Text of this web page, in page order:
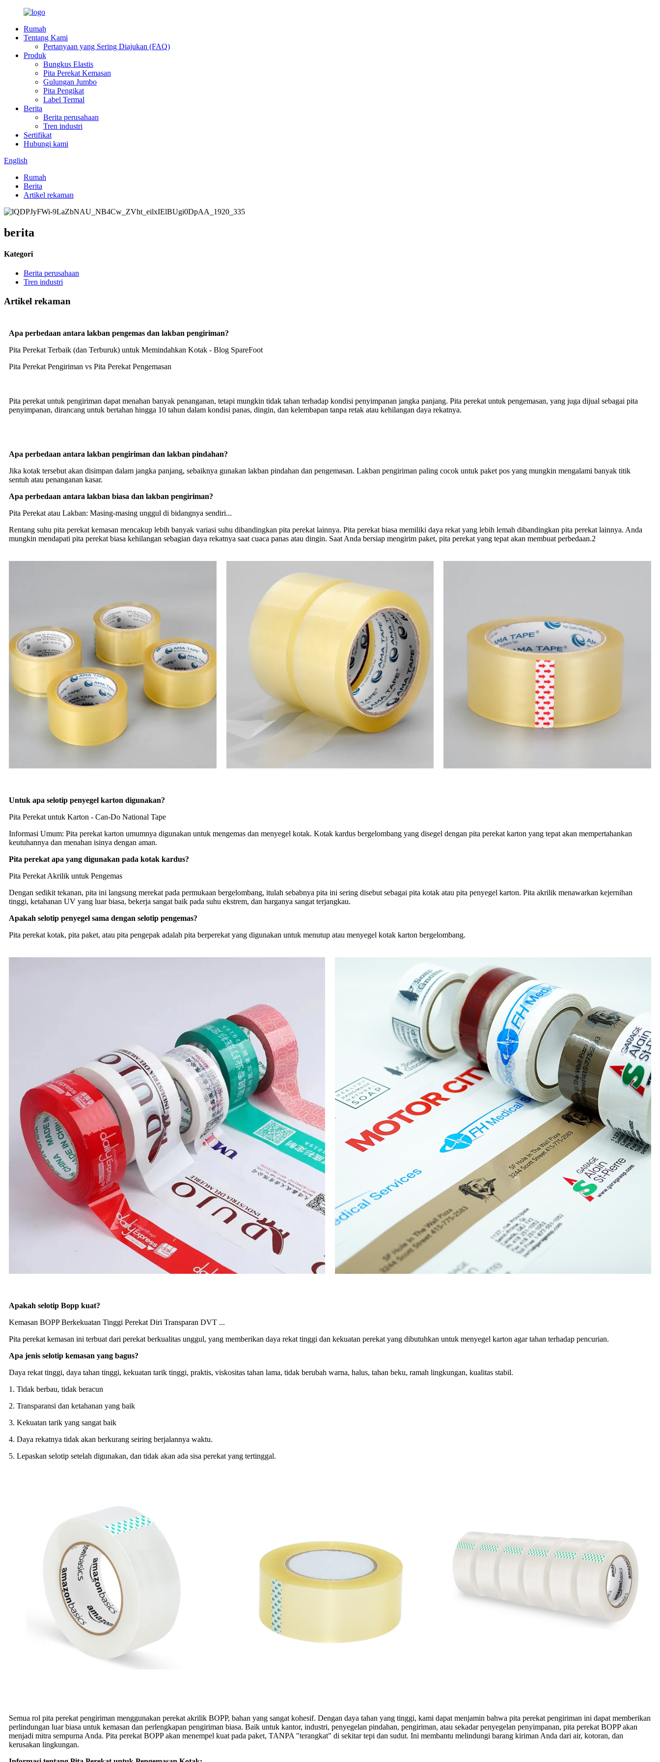
Rumah
Tentang Kami
Pertanyaan yang Sering Diajukan (FAQ)
Produk
Bungkus Elastis
Pita Perekat Kemasan
Gulungan Jumbo
Pita Pengikat
Label Termal
Berita
Berita perusahaan
Tren industri
Sertifikat
Hubungi kami
English
Rumah
Berita
Artikel rekaman
berita
Kategori
Berita perusahaan
Tren industri
Artikel rekaman
Apa perbedaan antara lakban pengemas dan lakban pengiriman?
Pita Perekat Terbaik (dan Terburuk) untuk Memindahkan Kotak - Blog SpareFoot
Pita Perekat Pengiriman vs Pita Perekat Pengemasan
Pita perekat untuk pengiriman dapat menahan banyak penanganan, tetapi mungkin tidak tahan terhadap kondisi penyimpanan jangka panjang. Pita perekat untuk pengemasan, yang juga dijual sebagai pita
penyimpanan, dirancang untuk bertahan hingga 10 tahun dalam kondisi panas, dingin, dan kelembapan tanpa retak atau kehilangan daya rekatnya.
Apa perbedaan antara lakban pengiriman dan lakban pindahan?
Jika kotak tersebut akan disimpan dalam jangka panjang, sebaiknya gunakan lakban pindahan dan pengemasan. Lakban pengiriman paling cocok untuk paket pos yang mungkin mengalami banyak titik
sentuh atau penanganan kasar.
Apa perbedaan antara lakban biasa dan lakban pengiriman?
Pita Perekat atau Lakban: Masing-masing unggul di bidangnya sendiri...
Rentang suhu pita perekat kemasan mencakup lebih banyak variasi suhu dibandingkan pita perekat lainnya. Pita perekat biasa memiliki daya rekat yang lebih lemah dibandingkan pita perekat lainnya. Anda
mungkin mendapati pita perekat biasa kehilangan sebagian daya rekatnya saat cuaca panas atau dingin. Saat Anda bersiap mengirim paket, pita perekat yang tepat akan membuat perbedaan.2
Untuk apa selotip penyegel karton digunakan?
Pita Perekat untuk Karton - Can-Do National Tape
Informasi Umum: Pita perekat karton umumnya digunakan untuk mengemas dan menyegel kotak. Kotak kardus bergelombang yang disegel dengan pita perekat karton yang tepat akan mempertahankan
keutuhannya dan menahan isinya dengan aman.
Pita perekat apa yang digunakan pada kotak kardus?
Pita Perekat Akrilik untuk Pengemas
Dengan sedikit tekanan, pita ini langsung merekat pada permukaan bergelombang, itulah sebabnya pita ini sering disebut sebagai pita kotak atau pita penyegel karton. Pita akrilik menawarkan kejernihan
tinggi, ketahanan UV yang luar biasa, bekerja sangat baik pada suhu ekstrem, dan harganya sangat terjangkau.
Apakah selotip penyegel sama dengan selotip pengemas?
Pita perekat kotak, pita paket, atau pita pengepak adalah pita berperekat yang digunakan untuk menutup atau menyegel kotak karton bergelombang.
Apakah selotip Bopp kuat?
Kemasan BOPP Berkekuatan Tinggi Perekat Diri Transparan DVT ...
Pita perekat kemasan ini terbuat dari perekat berkualitas unggul, yang memberikan daya rekat tinggi dan kekuatan perekat yang dibutuhkan untuk menyegel karton agar tahan terhadap pencurian.
Apa jenis selotip kemasan yang bagus?
Daya rekat tinggi, daya tahan tinggi, kekuatan tarik tinggi, praktis, viskositas tahan lama, tidak berubah warna, halus, tahan beku, ramah lingkungan, kualitas stabil.
1. Tidak berbau, tidak beracun
2. Transparansi dan ketahanan yang baik
3. Kekuatan tarik yang sangat baik
4. Daya rekatnya tidak akan berkurang seiring berjalannya waktu.
5. Lepaskan selotip setelah digunakan, dan tidak akan ada sisa perekat yang tertinggal.
Semua rol pita perekat pengiriman menggunakan perekat akrilik BOPP, bahan yang sangat kohesif. Dengan daya tahan yang tinggi, kami dapat menjamin bahwa pita perekat pengiriman ini dapat memberikan
perlindungan luar biasa untuk kemasan dan perlengkapan pengiriman biasa. Baik untuk kantor, industri, penyegelan pindahan, pengiriman, atau sekadar penyegelan penyimpanan, pita perekat BOPP akan
menjadi mitra sempurna Anda. Pita perekat BOPP akan menempel kuat pada paket, TANPA "terangkat" di sekitar tepi dan sudut. Ini membantu melindungi barang kiriman Anda dari air, kotoran, dan
kerusakan lingkungan.